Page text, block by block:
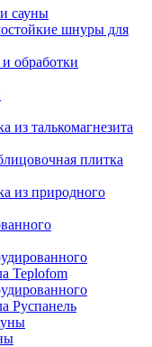
сауны
шнуры для
обработки
из талькомагнезита
плитка
из природного
Teplofom
Руспанель